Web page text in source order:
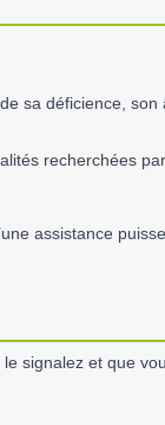
sa déficience,
recherchées
assistance
signalez et que